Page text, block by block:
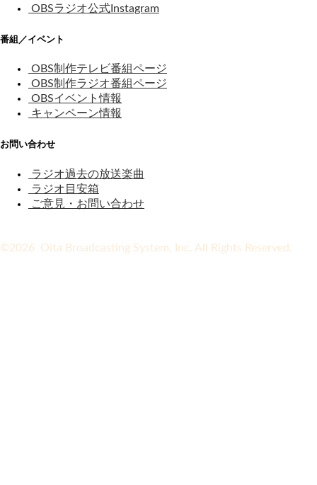
OBSラジオ公式Instagram
番組／イベント
OBS制作テレビ番組ページ
OBS制作ラジオ番組ページ
OBSイベント情報
キャンペーン情報
お問い合わせ
ラジオ過去の放送楽曲
ラジオ目安箱
ご意見・お問い合わせ
©2026 Oita Broadcasting System, Inc. All Rights Reserved.